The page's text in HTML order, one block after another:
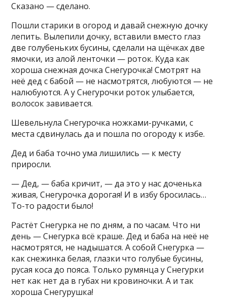
Сказано — сделано.
Пошли старики в огород и давай снежную дочку
лепить. Вылепили дочку, вставили вместо глаз
две голубеньких бусины, сделали на щёчках две
ямочки, из алой ленточки — роток. Куда как
хороша снежная дочка Снегурочка! Смотрят на
неё дед с бабой — не насмотрятся, любуются — не
налюбуются. А у Снегурочки роток улыбается,
волосок завивается.
Шевельнула Снегурочка ножками-ручками, с
места сдвинулась да и пошла по огороду к избе.
Дед и баба точно ума лишились — к месту
приросли.
— Дед, — баба кричит, — да это у нас доченька
живая, Снегурочка дорогая! И в избу бросилась…
То-то радости было!
Растёт Снегурка не по дням, а по часам. Что ни
день — Снегурка всё краше. Дед и баба на неё не
насмотрятся, не надышатся. А собой Снегурка —
как снежинка белая, глазки что голубые бусины,
русая коса до пояса. Только румянца у Снегурки
нет как нет да в губах ни кровиночки. А и так
хороша Снегурушка!